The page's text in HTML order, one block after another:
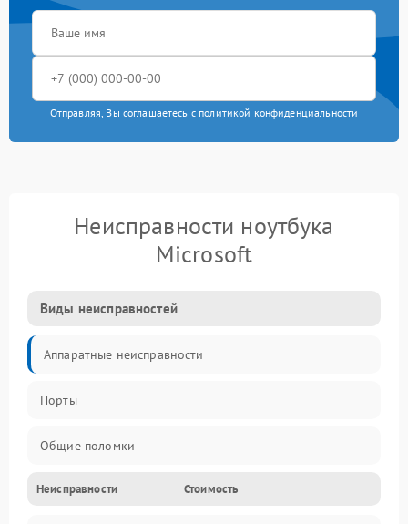
Отправляя, Вы соглашаетесь с политикой конфиденциальности
Неисправности ноутбука
Microsoft
Виды неисправностей
Аппаратные неисправности
Порты
Общие поломки
Устройства
Неисправности Стоимость